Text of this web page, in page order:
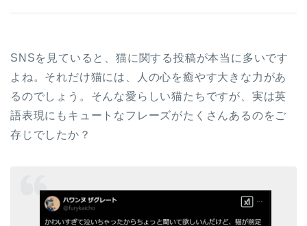
SNSを見ていると、猫に関する投稿が本当に多いです
よね。それだけ猫には、人の心を癒やす大きな力があ
るのでしょう。そんな愛らしい猫たちですが、実は英
語表現にもキュートなフレーズがたくさんあるのをご
存じでしたか？